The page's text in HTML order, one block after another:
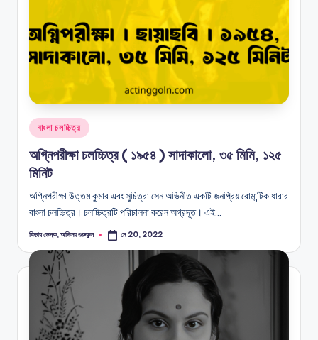
Posted
in
বাংলা চলচ্চিত্র
অগ্নিপরীক্ষা চলচ্চিত্র ( ১৯৫৪ ) সাদাকালো, ৩৫ মিমি, ১২৫
মিনিট
অগ্নিপরীক্ষা উত্তম কুমার এবং সুচিত্রা সেন অভিনীত একটি জনপ্রিয় রোমান্টিক ধারার
বাংলা চলচ্চিত্র। চলচ্চিত্রটি পরিচালনা করেন অগ্রদূত। এই…
Posted
ফিচার ডেস্ক, অভিনয় গুরুকুল মে 20, 2022